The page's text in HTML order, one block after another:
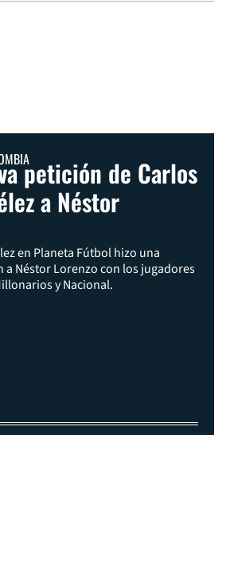
petición de Carlos
a Néstor
en Planeta Fútbol hizo una
Néstor Lorenzo con los jugadores
y Nacional.